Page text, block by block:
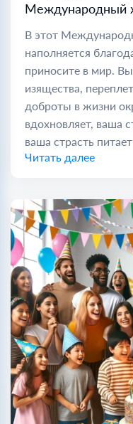
Международный
В этот
наполняется
приносите в мир.
изящества,
доброты в жизни
вдохновляет, ваша
ваша страсть
Читать далее